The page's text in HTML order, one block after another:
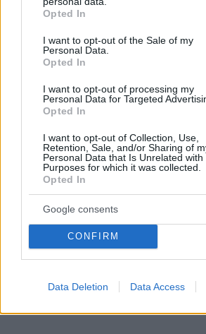
grant or deny consent to Google and its
use your data for below specified
consent section.
Opted In
I want to opt-out of the Sale of my
Personal Data.
Opted In
I want to opt-out of processing my
Personal Data for Targeted
Opted In
I want to opt-out of Collection, Use,
Retention, Sale, and/or Sharing of
Personal Data that Is Unrelated with
Purposes for which it was collected.
Opted In
Google consents
CONFIRM
Data Deletion Data Access
ΔΕΘ τετραετίας με μέτρα για
Μητσοτάκης στη Θεσσαλονίκη
συντάξεις, επιχειρήσεις, αγρότες
10.08.2026, 08:51
Αθηνών, που διάβασε τον Ιπποκρατικό
Όρκο, μιλά για τον «άριστο γιατρό»
10.08.2026, 08:09
Τη Υπερμάχω: Η νύχτα του Αυγούστου
πριν από 1.400 χρόνια, που γέννησε